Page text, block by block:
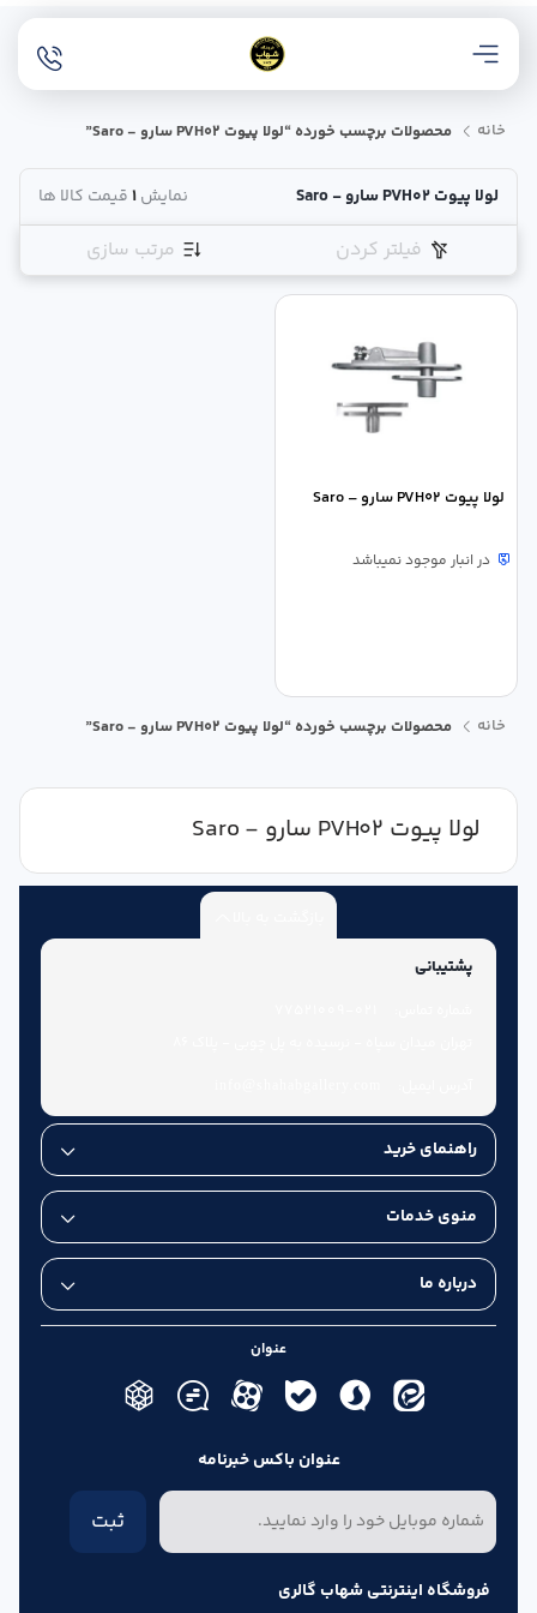
خانه محصولات برچسب خورده “لولا پیوت PVH02 سارو - Saro”
لولا پیوت PVH02 سارو - Saro نمایش1قیمت کالا ها
فیلتر کردن مرتب سازی
لولا پیوت PVH02 سارو – Saro
در انبار موجود نمیباشد
خانه محصولات برچسب خورده “لولا پیوت PVH02 سارو - Saro”
لولا پیوت PVH02 سارو - Saro
پشتیبانی
راهنمای خرید
منوی خدمات
درباره ما
عنوان
عنوان باکس خبرنامه
ثبت
فروشگاه اینترنتی شهاب گالری